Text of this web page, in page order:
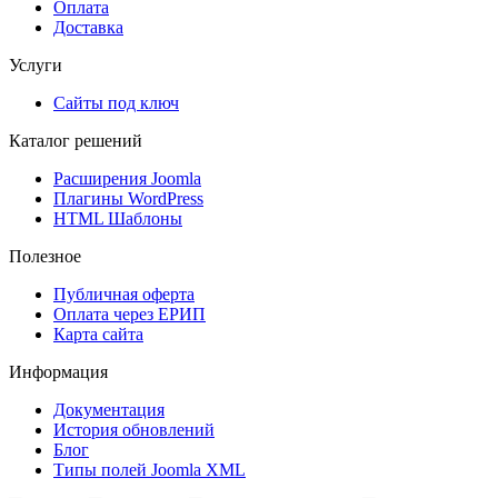
Оплата
Доставка
Услуги
Сайты под ключ
Каталог решений
Расширения Joomla
Плагины WordPress
HTML Шаблоны
Полезное
Публичная оферта
Оплата через ЕРИП
Карта сайта
Информация
Документация
История обновлений
Блог
Типы полей Joomla XML